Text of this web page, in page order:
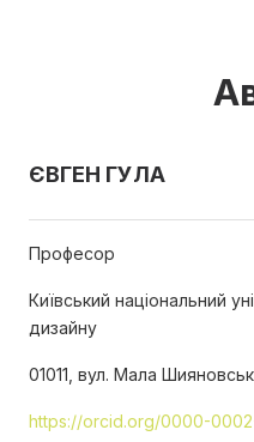
ЄВГЕН ГУЛА
Професор
Київський національний
дизайну
01011, вул. Мала
https://orcid.org/0000-